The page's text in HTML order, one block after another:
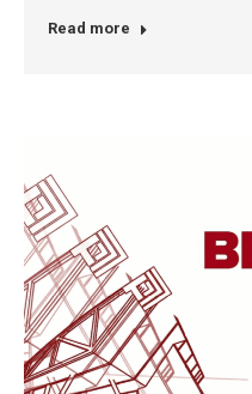
Read more